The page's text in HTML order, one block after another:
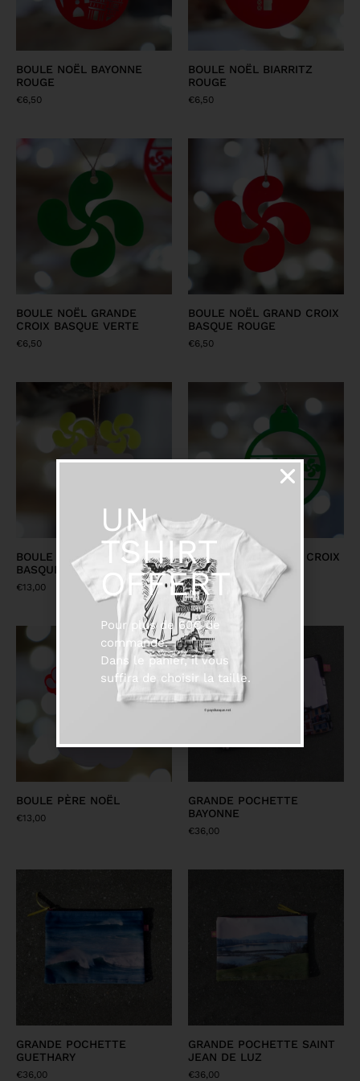
BOULE NOËL BAYONNE
ROUGE
€6,50
BOULE NOËL BIARRITZ
ROUGE
€6,50
BOULE NOËL GRANDE
CROIX BASQUE VERTE
€6,50
BOULE NOËL GRAND CROIX
BASQUE ROUGE
€6,50
BOULE NOËL PETIT RENNE
BASQUE
€13,00
BOULE NOËL PETITE CROIX
BASQUE VERTE
€6,50
BOULE PÈRE NOËL
€13,00
GRANDE POCHETTE
BAYONNE
€36,00
GRANDE POCHETTE
GUETHARY
€36,00
GRANDE POCHETTE SAINT
JEAN DE LUZ
€36,00
UN
TSHIRT
OFFERT
Pour plus de 60€ de
commande.
Dans le panier, il vous
suffira de choisir la taille.